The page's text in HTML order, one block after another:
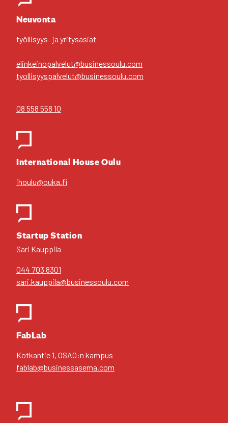
Neu­von­ta
työl­li­syys- ja yri­tys­asiat
elinkeinopalvelut@businessoulu.com
tyollisyyspalvelut@businessoulu.com
08 558 558 10
Inter­na­tio­nal House Oulu
ihoulu@ouka.fi
Star­tup Sta­tion
Sari Kaup­pi­la
044 703 8301
sari.kauppila@businessoulu.com
FabLab
Kot­kan­tie 1, OSAO:n kam­pus
fablab@businessasema.com